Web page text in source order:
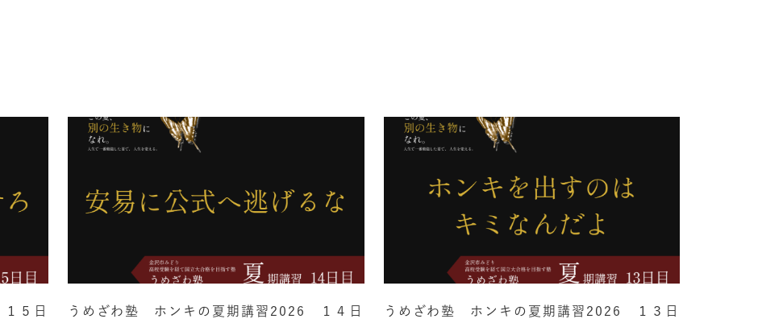
５日
うめざわ塾 ホンキの夏期講習2026 １４日
うめざわ塾 ホンキの夏期講習2026 １３日